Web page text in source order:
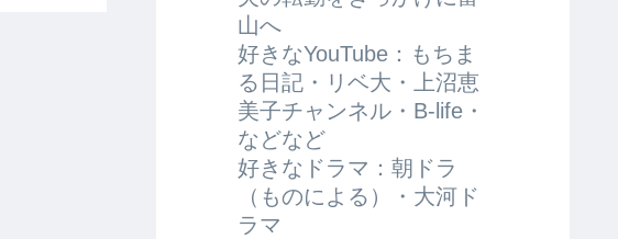
山へ
好きなYouTube：もちま
る日記・リベ大・上沼恵
美子チャンネル・B-life・
などなど
好きなドラマ：朝ドラ
（ものによる）・大河ド
ラマ